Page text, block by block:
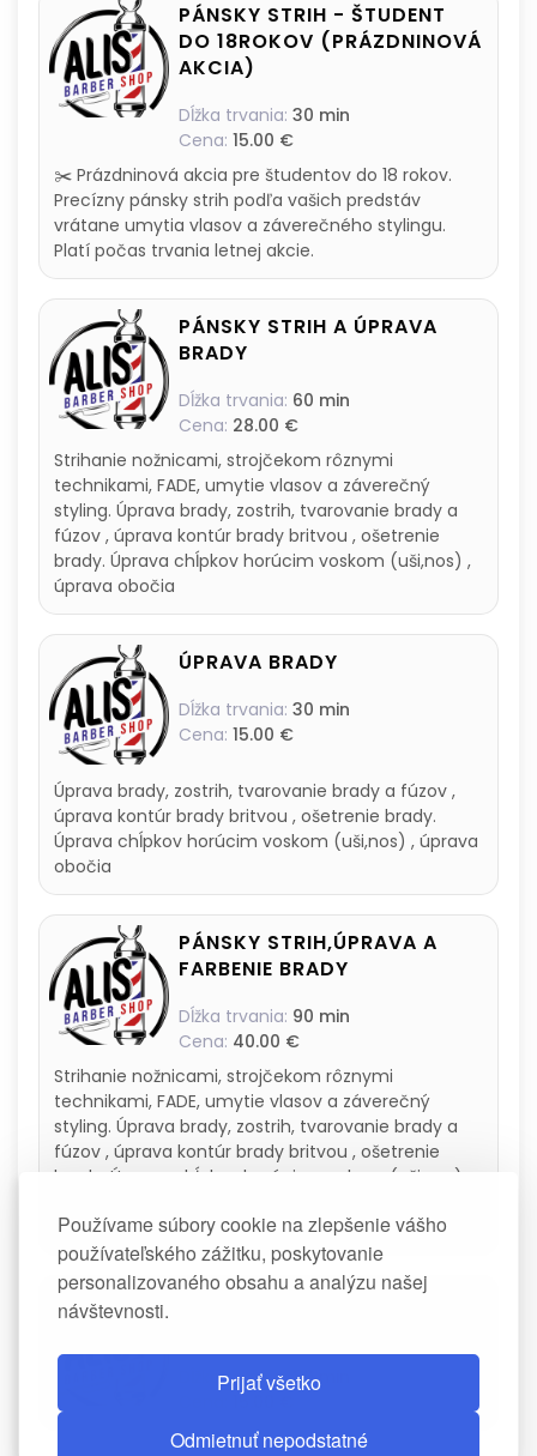
Používame súbory cookie na zlepšenie vášho
používateľského zážitku, poskytovanie
personalizovaného obsahu a analýzu našej
návštevnosti.
Prijať všetko
Odmietnuť nepodstatné
PÁNSKY STRIH - ŠTUDENT
DO 18ROKOV (PRÁZDNINOVÁ
AKCIA)
Dĺžka trvania: 30 min
Cena: 15.00 €
✂️ Prázdninová akcia pre študentov do 18 rokov.
Precízny pánsky strih podľa vašich predstáv
vrátane umytia vlasov a záverečného stylingu.
Platí počas trvania letnej akcie.
PÁNSKY STRIH A ÚPRAVA
BRADY
Dĺžka trvania: 60 min
Cena: 28.00 €
Strihanie nožnicami, strojčekom rôznymi
technikami, FADE, umytie vlasov a záverečný
styling. Úprava brady, zostrih, tvarovanie brady a
fúzov , úprava kontúr brady britvou , ošetrenie
brady. Úprava chĺpkov horúcim voskom (uši,nos) ,
úprava obočia
ÚPRAVA BRADY
Dĺžka trvania: 30 min
Cena: 15.00 €
Úprava brady, zostrih, tvarovanie brady a fúzov ,
úprava kontúr brady britvou , ošetrenie brady.
Úprava chĺpkov horúcim voskom (uši,nos) , úprava
obočia
PÁNSKY STRIH,ÚPRAVA A
FARBENIE BRADY
Dĺžka trvania: 90 min
Cena: 40.00 €
Strihanie nožnicami, strojčekom rôznymi
technikami, FADE, umytie vlasov a záverečný
styling. Úprava brady, zostrih, tvarovanie brady a
fúzov , úprava kontúr brady britvou , ošetrenie
brady. Úprava chĺpkov horúcim voskom (uši,nos) ,
prispôsobenou klientovi
DETSKÝ STRIH - DO 12
Dĺžka trvania: 30 min
15.00 €